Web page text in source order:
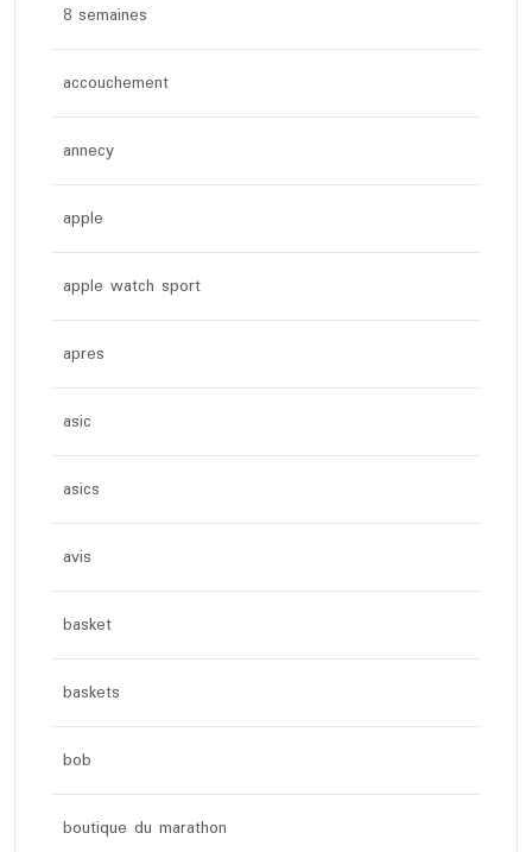
8 semaines
accouchement
annecy
apple
apple watch sport
apres
asic
asics
avis
basket
baskets
bob
boutique du marathon